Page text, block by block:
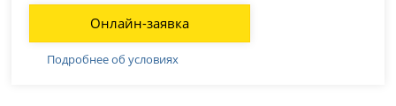
Онлайн-заявка
Подробнее об условиях